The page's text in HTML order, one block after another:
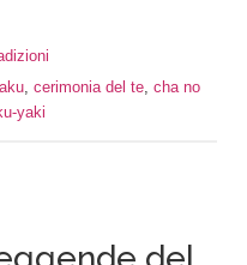
cerimonia del te cha no
yaki